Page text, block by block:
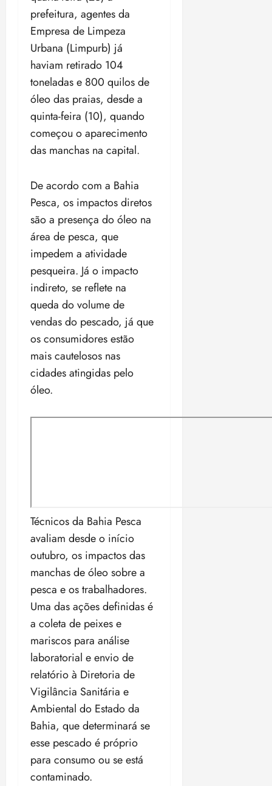
prefeitura, agentes da
Empresa de Limpeza
Urbana (Limpurb) já
haviam retirado 104
toneladas e 800 quilos de
óleo das praias, desde a
quinta-feira (10), quando
começou o aparecimento
das manchas na capital.
De acordo com a Bahia
Pesca, os impactos diretos
são a presença do óleo na
área de pesca, que
impedem a atividade
pesqueira. Já o impacto
indireto, se reflete na
queda do volume de
vendas do pescado, já que
os consumidores estão
mais cautelosos nas
cidades atingidas pelo
óleo.
Técnicos da Bahia Pesca
avaliam desde o início
outubro, os impactos das
manchas de óleo sobre a
pesca e os trabalhadores.
Uma das ações definidas é
a coleta de peixes e
mariscos para análise
laboratorial e envio de
relatório à Diretoria de
Vigilância Sanitária e
Ambiental do Estado da
Bahia, que determinará se
esse pescado é próprio
para consumo ou se está
contaminado.